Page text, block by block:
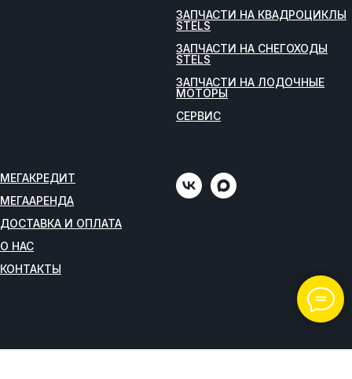
ЗАПЧАСТИ НА КВАДРОЦИКЛЫ
STELS
ЗАПЧАСТИ НА СНЕГОХОДЫ
STELS
ЗАПЧАСТИ НА ЛОДОЧНЫЕ
МОТОРЫ
СЕРВИС
МЕГАКРЕДИТ
МЕГААРЕНДА
ДОСТАВКА И ОПЛАТА
О НАС
КОНТАКТЫ